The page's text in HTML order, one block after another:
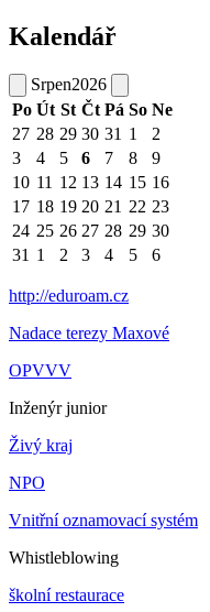
Kalendář
Srpen2026
Po Út St Čt Pá So Ne
27 28 29 30 31 1
2
3
4 5 6 7 8
9
10 11 12 13 14 15 16
17 18 19 20 21 22 23
24 25 26 27 28 29 30
31 1 2 3 4 5 6
http://eduroam.cz
Nadace terezy Maxové
OPVVV
Inženýr junior
Živý kraj
NPO
Vnitřní oznamovací systém
Whistleblowing
školní restaurace